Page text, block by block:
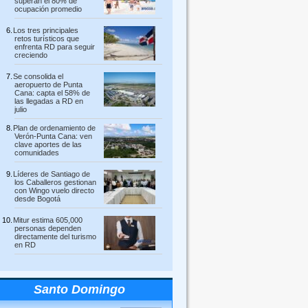
ocupación promedio
Los tres principales
retos turísticos que
enfrenta RD para seguir
creciendo
Se consolida el
aeropuerto de Punta
Cana: capta el 58% de
las llegadas a RD en
julio
Plan de ordenamiento de
Verón-Punta Cana: ven
clave aportes de las
comunidades
Líderes de Santiago de
los Caballeros gestionan
con Wingo vuelo directo
desde Bogotá
Mitur estima 605,000
personas dependen
directamente del turismo
en RD
Santo Domingo